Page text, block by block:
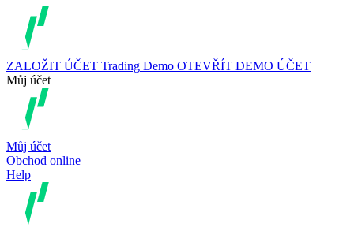
ZALOŽIT ÚČET Trading Demo OTEVŘÍT DEMO ÚČET
Můj účet
Můj účet
Obchod online
Help